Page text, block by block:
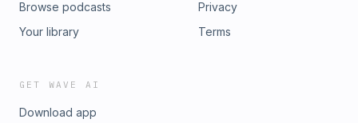
Browse podcasts
Your library
Privacy
Terms
GET WAVE AI
Download app